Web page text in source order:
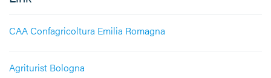
CAA Confagricoltura Emilia Romagna
Agriturist Bologna